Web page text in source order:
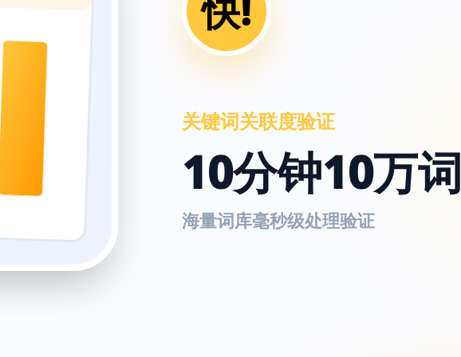
快!
关键词关联度验证
10分钟10万词
海量词库毫秒级处理验证